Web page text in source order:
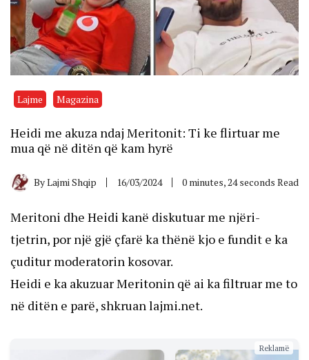
Lajme Magazina
Heidi me akuza ndaj Meritonit: Ti ke flirtuar me
mua që në ditën që kam hyrë
ByLajmi Shqip 16/03/2024 0 minutes, 24 seconds Read
Meritoni dhe Heidi kanë diskutuar me njëri-
tjetrin, por një gjë çfarë ka thënë kjo e fundit e ka
çuditur moderatorin kosovar.
Heidi e ka akuzuar Meritonin që ai ka filtruar me to
në ditën e parë, shkruan lajmi.net.
Reklamë